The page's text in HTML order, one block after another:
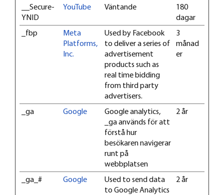
__Secure-
YNID
YouTube Väntande
180
dagar
_fbp
Meta
Platforms,
Inc.
Used by Facebook
to deliver a series of
advertisement
products such as
real time bidding
from third party
advertisers.
3
månad
er
_ga Google
Google analytics,
_ga används för att
förstå hur
besökaren navigerar
runt på
webbplatsen
2 år
_ga_# Google
Used to send data
to Google Analytics
2 år